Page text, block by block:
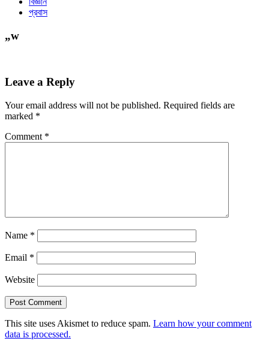
প্রবাস
„w
Leave a Reply
Your email address will not be published. Required fields are
marked *
Comment *
Name *
Email *
Website
This site uses Akismet to reduce spam. Learn how your comment
data is processed.